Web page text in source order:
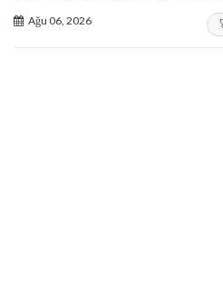
Ağu 06, 2026